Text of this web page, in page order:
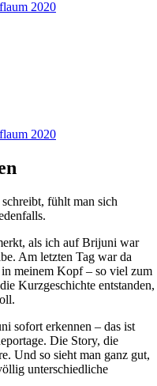
2020
aus der Europäischen
fühlt man sich
als ich auf Brijuni war
Am letzten Tag war da
meinem Kopf – so viel zum
Kurzgeschichte entstanden,
sofort erkennen – das ist
Die Story, die
Und so sieht man ganz gut,
unterschiedliche